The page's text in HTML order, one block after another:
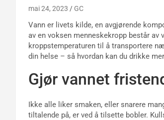
mai 24, 2023 GC
Vann er livets kilde, en avgjørende
av en voksen menneskekropp består
kroppstemperaturen til å transportere
din helse – så hvordan kan du drikke
Gjør vannet
Ikke alle liker smaken, eller snarere
tiltalende på, er ved å tilsette bobler.